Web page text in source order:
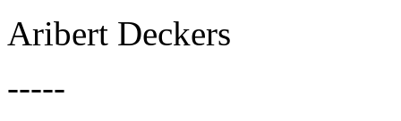
Aribert Deckers
-----